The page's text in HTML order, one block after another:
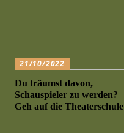
21/10/2022
Du träumst davon,
Schauspieler zu werden?
Geh auf die Theaterschule